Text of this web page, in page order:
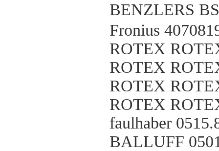
BENZLERS
Fronius
ROTEX
ROTEX
ROTEX
ROTEX
faulhaber
BALLUFF